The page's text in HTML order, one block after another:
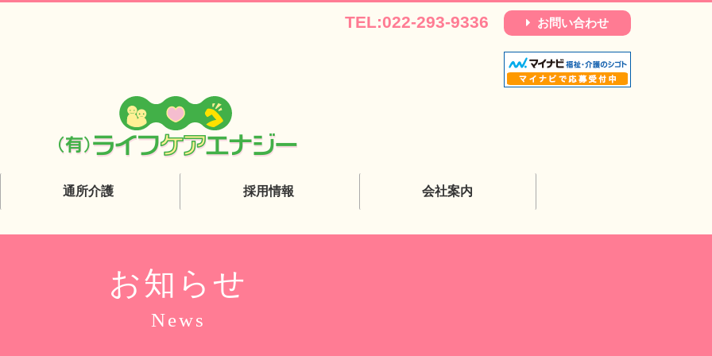
TEL:022-293-9336 お問い合わせ
通所介護
きらりデイサービスみやぎの
きらりデイサービスいわきり
採用情報 会社案内
お知らせ
News